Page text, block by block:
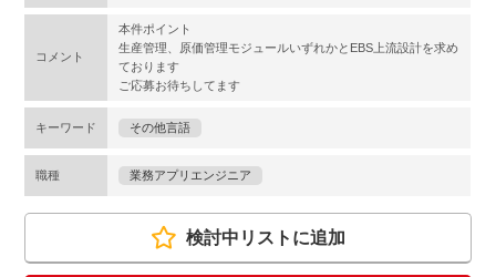
コメント
本件ポイント
生産管理、原価管理モジュールいずれかとEBS上流設計を求め
ております
ご応募お待ちしてます
キーワード その他言語
職種 業務アプリエンジニア
検討中リストに追加